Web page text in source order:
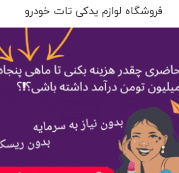
فروشگاه لوازم یدکی تات خودرو